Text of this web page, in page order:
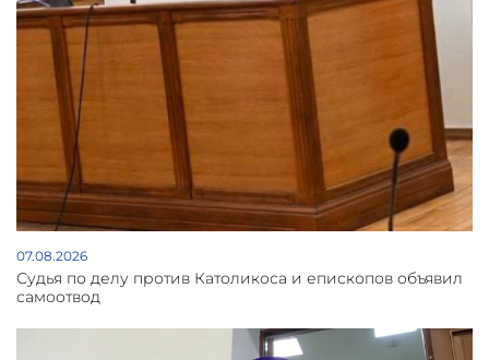
07.08.2026
Судья по делу против Католикоса и епископов объявил
самоотвод